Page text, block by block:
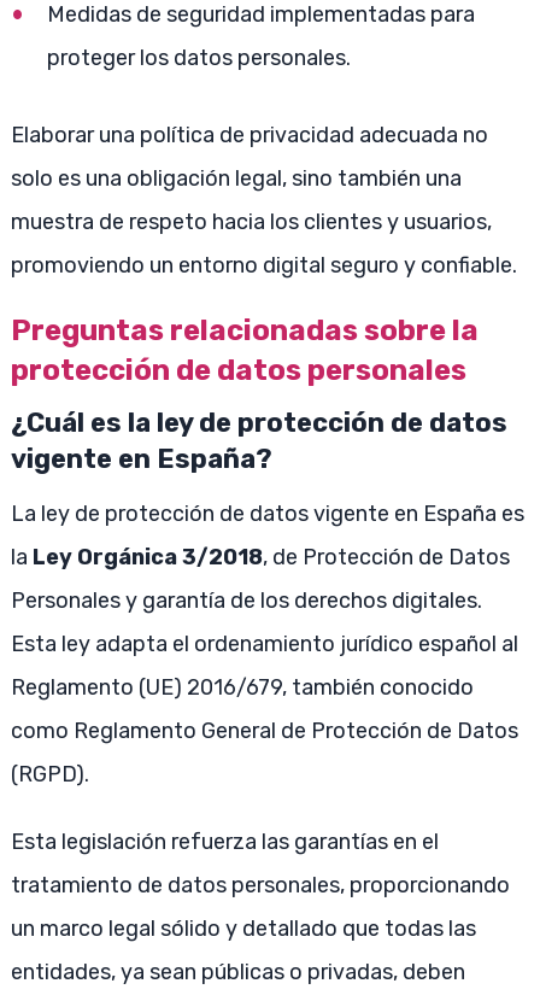
Medidas de seguridad implementadas para
proteger los datos personales.
Elaborar una política de privacidad adecuada no
solo es una obligación legal, sino también una
muestra de respeto hacia los clientes y usuarios,
promoviendo un entorno digital seguro y confiable.
Preguntas relacionadas sobre la
protección de datos personales
¿Cuál es la ley de protección de datos
vigente en España?
La ley de protección de datos vigente en España es
la Ley Orgánica 3/2018, de Protección de Datos
Personales y garantía de los derechos digitales.
Esta ley adapta el ordenamiento jurídico español al
Reglamento (UE) 2016/679, también conocido
como Reglamento General de Protección de Datos
(RGPD).
Esta legislación refuerza las garantías en el
tratamiento de datos personales, proporcionando
un marco legal sólido y detallado que todas las
entidades, ya sean públicas o privadas, deben